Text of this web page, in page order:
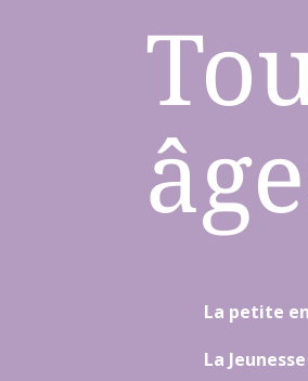
La petite
La Jeunesse